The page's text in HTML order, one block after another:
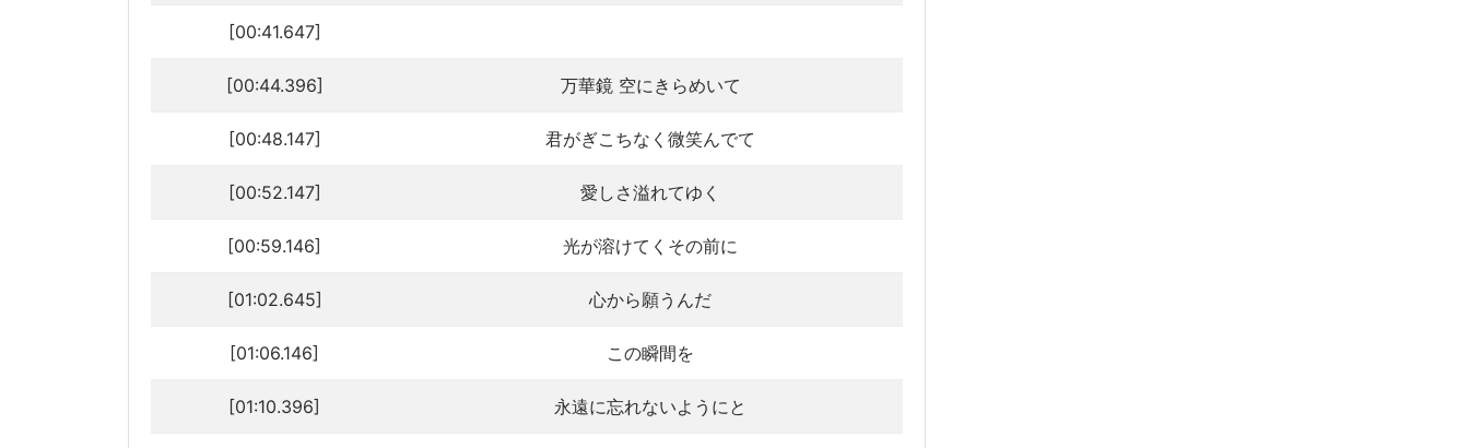
[00:41.647]
[00:44.396] 万華鏡 空にきらめいて
[00:48.147] 君がぎこちなく微笑んでて
[00:52.147] 愛しさ溢れてゆく
[00:59.146] 光が溶けてくその前に
[01:02.645] 心から願うんだ
[01:06.146] この瞬間を
[01:10.396] 永遠に忘れないようにと